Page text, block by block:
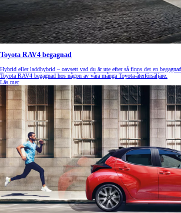
Toyota RAV4 begagnad
Hybrid eller laddhybrid – oavsett vad du är ute efter så finns det en
Toyota RAV4 begagnad hos någon av våra många Toyota-återförsäljare.
Läs mer